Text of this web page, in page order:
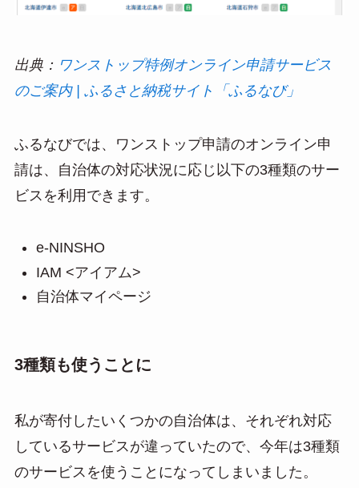
出典： ワンストップ特例オンライン申請サービス
のご案内 | ふるさと納税サイト「ふるなび」
ふるなびでは、ワンストップ申請のオンライン申
請は、自治体の対応状況に応じ以下の3種類のサー
ビスを利用できます。
e-NINSHO
IAM <アイアム>
自治体マイページ
3種類も使うことに
私が寄付したいくつかの自治体は、それぞれ対応
しているサービスが違っていたので、今年は3種類
のサービスを使うことになってしまいました。